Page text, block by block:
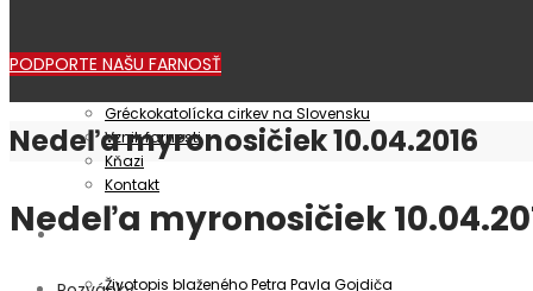
Farnosť
Gréckokatolícka cirkev na Slovensku
Vznik farnosti
Kňazi
Kontakt
Patrocínium
Životopis blaženého Petra Pavla Gojdiča
PODPORTE NAŠU FARNOSŤ
Nedeľa myronosičiek 10.04.2016
Nedeľa myronosičiek